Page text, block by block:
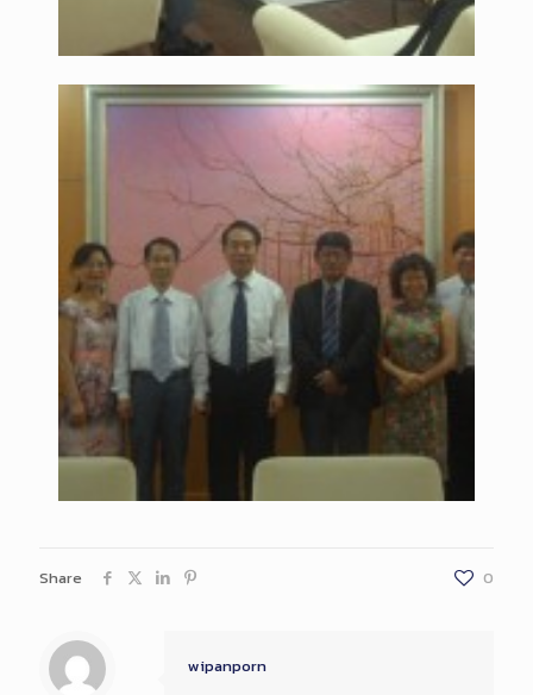
Share 0
wipanporn